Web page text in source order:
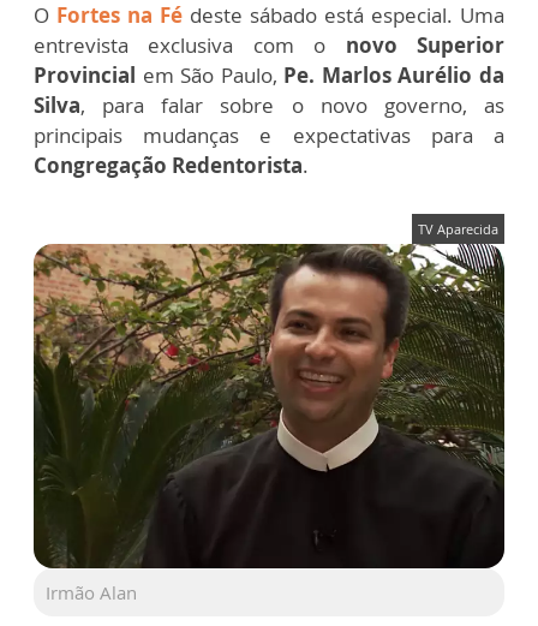
O Fortes na Fé deste sábado está especial. Uma
entrevista exclusiva com o novo Superior
Provincial em São Paulo, Pe. Marlos Aurélio da
Silva, para falar sobre o novo governo, as
principais mudanças e expectativas para a
Congregação Redentorista.
TV Aparecida
Irmão Alan